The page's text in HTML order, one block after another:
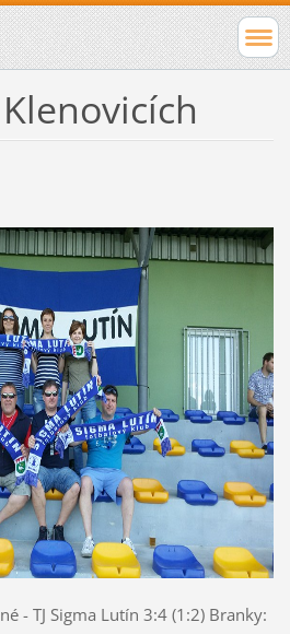
- TJ Sigma Lutín 3:4 (1:2) Branky: